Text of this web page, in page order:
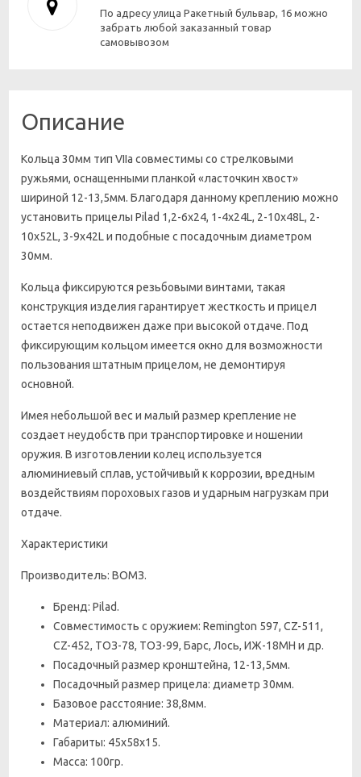
По адресу улица Ракетный бульвар, 16 можно
забрать любой заказанный товар
самовывозом
Описание
Кольца 30мм тип VIIа совместимы со стрелковыми
ружьями, оснащенными планкой «ласточкин хвост»
шириной 12-13,5мм. Благодаря данному креплению можно
установить прицелы Pilad 1,2-6х24, 1-4х24L, 2-10х48L, 2-
10х52L, 3-9х42L и подобные с посадочным диаметром
30мм.
Кольца фиксируются резьбовыми винтами, такая
конструкция изделия гарантирует жесткость и прицел
остается неподвижен даже при высокой отдаче. Под
фиксирующим кольцом имеется окно для возможности
пользования штатным прицелом, не демонтируя
основной.
Имея небольшой вес и малый размер крепление не
создает неудобств при транспортировке и ношении
оружия. В изготовлении колец используется
алюминиевый сплав, устойчивый к коррозии, вредным
воздействиям пороховых газов и ударным нагрузкам при
отдаче.
Характеристики
Производитель: ВОМЗ.
Бренд: Pilad.
Совместимость с оружием: Remington 597, CZ-511,
CZ-452, ТОЗ-78, ТОЗ-99, Барс, Лось, ИЖ-18МН и др.
Посадочный размер кронштейна, 12-13,5мм.
Посадочный размер прицела: диаметр 30мм.
Базовое расстояние: 38,8мм.
Материал: алюминий.
Габариты: 45х58х15.
Масса: 100гр.